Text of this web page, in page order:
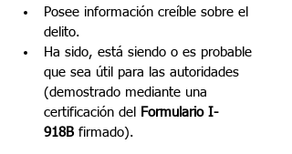
Posee información creíble sobre el
delito.
Ha sido, está siendo o es probable
que sea útil para las autoridades
(demostrado mediante una
certificación del
Formulario I-
918B firmado).